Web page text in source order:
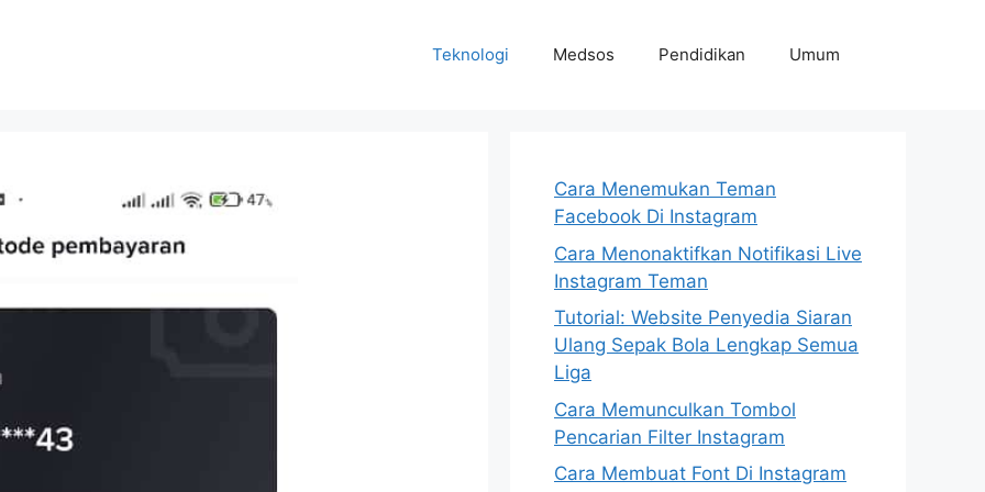
Teknologi Medsos Pendidikan Umum
Cara Menemukan Teman
Facebook Di Instagram
Cara Menonaktifkan Notifikasi Live
Instagram Teman
Tutorial: Website Penyedia Siaran
Ulang Sepak Bola Lengkap Semua
Liga
Cara Memunculkan Tombol
Pencarian Filter Instagram
Cara Membuat Font Di Instagram